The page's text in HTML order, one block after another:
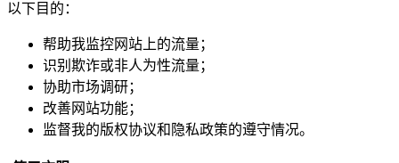
以下目的：
帮助我监控网站上的流量；
识别欺诈或非人为性流量；
协助市场调研；
改善网站功能；
监督我的版权协议和隐私政策的遵守情况。